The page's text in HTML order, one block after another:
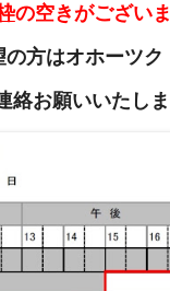
の空きがござい
の方はオホーツク
絡お願いいたし